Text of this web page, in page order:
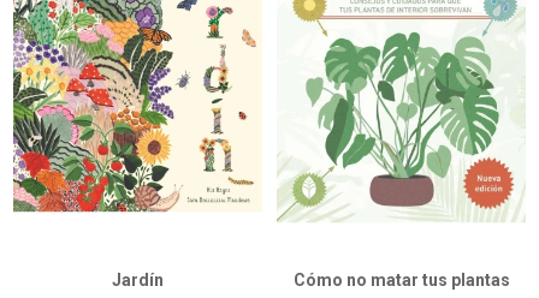
Jardín Cómo no matar tus plantas